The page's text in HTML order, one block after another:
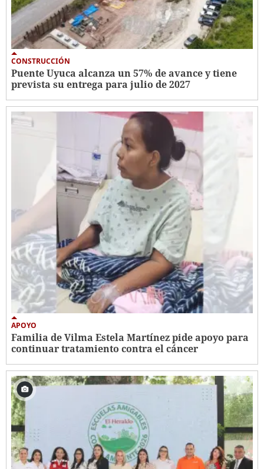
CONSTRUCCIÓN
Puente Uyuca alcanza un 57% de avance y tiene
prevista su entrega para julio de 2027
APOYO
Familia de Vilma Estela Martínez pide apoyo para
continuar tratamiento contra el cáncer